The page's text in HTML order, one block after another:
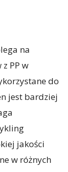
na
PP w
do
jest bardziej
jakości
w różnych